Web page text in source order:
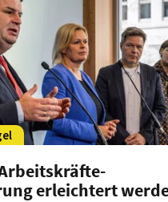
erleichtert